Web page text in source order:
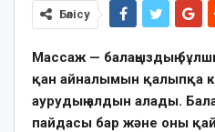
Бөлісу
Массаж — балаңыздың
қан айналымын қалыпқа
аурудың алдын алады.
пайдасы бар және оны